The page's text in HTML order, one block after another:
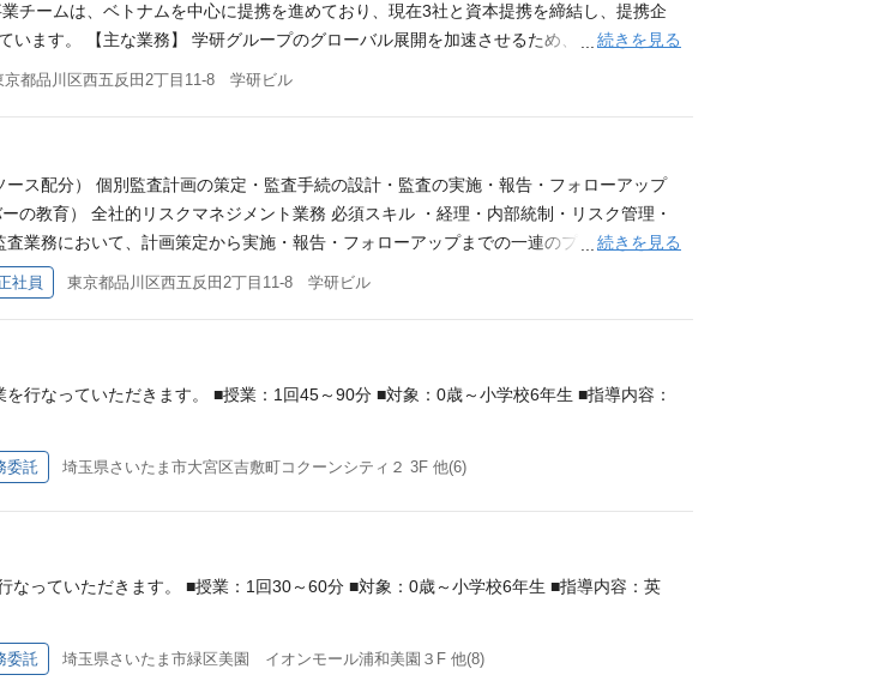
ームは、ベトナムを中心に提携を進めており、現在3社と資本提携を締結し、提携企
ます。 【主な業務】 学研グループのグローバル展開を加速させるため、ターゲット市
方法を立案・実行していただきます。 本ポジションは、上長や外部専門家のサポート
。 現地企業の選定から契約交渉、そして提携後のPMI（経営統合支援）まで、一連の
２．事業拡大・成長プランの策定 候補パートナーとの提携による中長期的な事業シ
ディール実行とプロジェクト管理 提携交渉のフロントに立ち、社内外の専門家と連
をマネジメント ４．提携後の事業拡大の伴走 提携成立後、現地の経営陣と共に事業
構築、財務状況確認などの仕組み作りに伴走 ６．知見の資産化と共通化 一連の事
ッジ共有 必須スキル ・事業・プロジェクトのリード経験（国内外問わず） 自ら主体
い関心・意欲 クロスボーダー投資の実務経験は必須ではないが、関心があり、自ら学
める力 ・Microsoft Officeスキル（特にPowerPoint・Excel） 難しい関数は不要だが、
ド経験（発掘〜交渉〜締結） ・海外現地法人または提携先での経営・数字管理の経験
ュー経験（法務部・専門家との協働含む） 求める人物像 ・動かす人、任せられる人
、粘り強く解決できる人 物事が計画通りに進まなくても感情に振り回されず、落ち着
続きを見る
京都品川区西五反田2丁目11-8 学研ビル
ス配分） 個別監査計画の策定・監査手続の設計・監査の実施・報告・フォローアップ
の教育） 全社的リスクマネジメント業務 必須スキル ・経理・内部統制・リスク管理・
査業務において、計画策定から実施・報告・フォローアップまでの一連のプロセスを
英語を用いた海外子会社監査経験 ・リスクマネジメントに関連する知見または経験 求
観的な思考と伝達ができる方 ・関係者を巻き込み、調整・折衝を推し進めることがで
続きを見る
社員 東京都品川区西五反田2丁目11-8 学研ビル
行なっていただきます。 ■授業：1回45～90分 ■対象：0歳～小学校6年生 ■指導内容：
委託 埼玉県さいたま市大宮区吉敷町コクーンシティ２ 3F 他(6)
っていただきます。 ■授業：1回30～60分 ■対象：0歳～小学校6年生 ■指導内容：英
委託 埼玉県さいたま市緑区美園 イオンモール浦和美園３F 他(8)